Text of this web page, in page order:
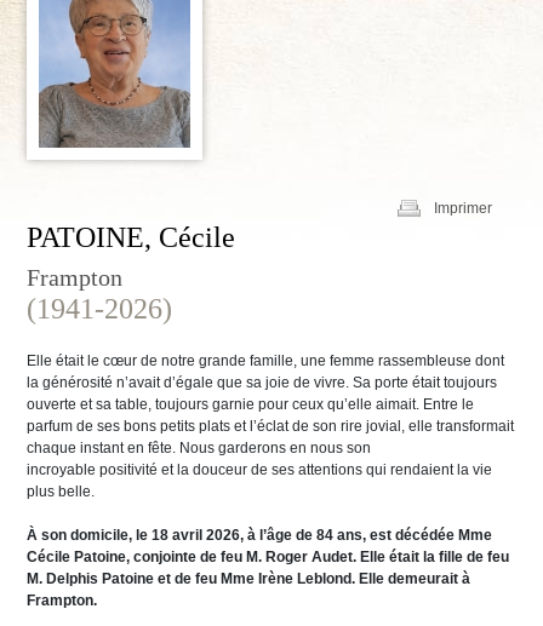
Imprimer
PATOINE, Cécile
Frampton
(1941-2026)
Elle était le cœur de notre grande famille, une femme rassembleuse dont
la générosité n’avait d’égale que sa joie de vivre. Sa porte était toujours
ouverte et sa table, toujours garnie pour ceux qu’elle aimait. Entre le
parfum de ses bons petits plats et l’éclat de son rire jovial, elle transformait
chaque instant en fête. Nous garderons en nous son
incroyable positivité et la douceur de ses attentions qui rendaient la vie
plus belle.
À son domicile, le 18 avril 2026, à l’âge de 84 ans, est décédée Mme
Cécile Patoine, conjointe de feu M. Roger Audet. Elle était la fille de feu
M. Delphis Patoine et de feu Mme Irène Leblond. Elle demeurait à
Frampton.